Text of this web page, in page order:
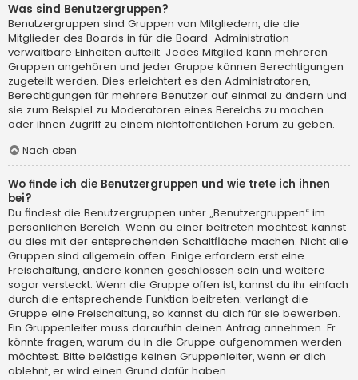
Was sind Benutzergruppen?
Benutzergruppen sind Gruppen von Mitgliedern, die die
Mitglieder des Boards in für die Board-Administration
verwaltbare Einheiten aufteilt. Jedes Mitglied kann mehreren
Gruppen angehören und jeder Gruppe können Berechtigungen
zugeteilt werden. Dies erleichtert es den Administratoren,
Berechtigungen für mehrere Benutzer auf einmal zu ändern und
sie zum Beispiel zu Moderatoren eines Bereichs zu machen
oder ihnen Zugriff zu einem nichtöffentlichen Forum zu geben.
Nach oben
Wo finde ich die Benutzergruppen und wie trete ich ihnen
bei?
Du findest die Benutzergruppen unter „Benutzergruppen“ im
persönlichen Bereich. Wenn du einer beitreten möchtest, kannst
du dies mit der entsprechenden Schaltfläche machen. Nicht alle
Gruppen sind allgemein offen. Einige erfordern erst eine
Freischaltung, andere können geschlossen sein und weitere
sogar versteckt. Wenn die Gruppe offen ist, kannst du ihr einfach
durch die entsprechende Funktion beitreten; verlangt die
Gruppe eine Freischaltung, so kannst du dich für sie bewerben.
Ein Gruppenleiter muss daraufhin deinen Antrag annehmen. Er
könnte fragen, warum du in die Gruppe aufgenommen werden
möchtest. Bitte belästige keinen Gruppenleiter, wenn er dich
ablehnt, er wird einen Grund dafür haben.